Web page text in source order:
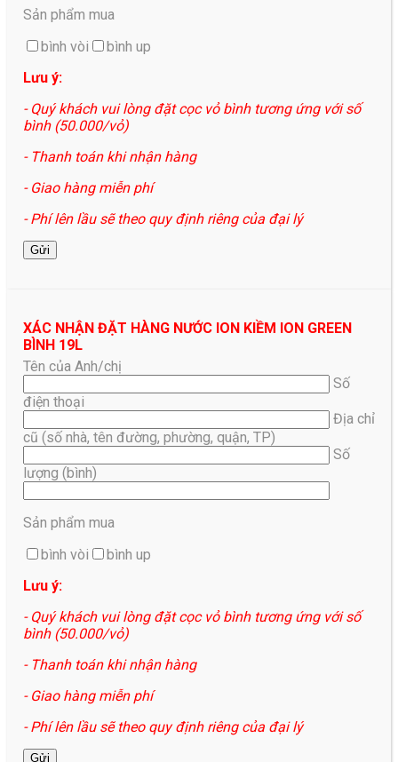
Sản phẩm mua
bình vòi
bình up
Lưu ý:
- Quý khách vui lòng đặt cọc vỏ bình tương ứng với số
bình (50.000/vỏ)
- Thanh toán khi nhận hàng
- Giao hàng miễn phí
- Phí lên lầu sẽ theo quy định riêng của đại lý
XÁC NHẬN ĐẶT HÀNG NƯỚC ION KIỀM ION GREEN
BÌNH 19L
Tên của Anh/chị
Số
điện thoại
Địa chỉ
cũ (số nhà, tên đường, phường, quận, TP)
Số
lượng (bình)
Sản phẩm mua
bình vòi
bình up
Lưu ý:
- Quý khách vui lòng đặt cọc vỏ bình tương ứng với số
bình (50.000/vỏ)
- Thanh toán khi nhận hàng
- Giao hàng miễn phí
- Phí lên lầu sẽ theo quy định riêng của đại lý